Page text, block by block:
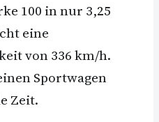
100 in nur 3,25
eine
von 336 km/h.
Sportwagen
Zeit.